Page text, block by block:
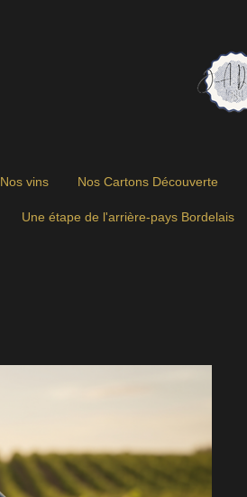
Nos vins Nos Cartons Découverte
Une étape de l'arrière-pays Bordelais